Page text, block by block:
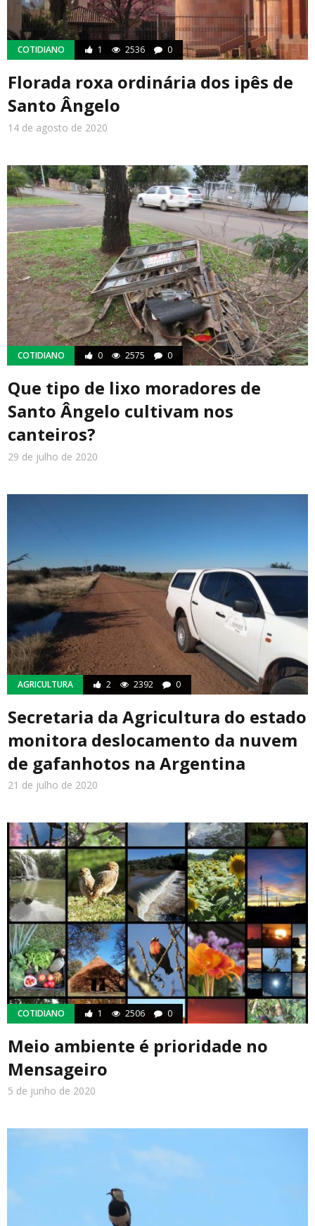
COTIDIANO 1 2536 0
Florada roxa ordinária dos ipês de
Santo Ângelo
14 de agosto de 2020
COTIDIANO 0 2575 0
Que tipo de lixo moradores de
Santo Ângelo cultivam nos
canteiros?
29 de julho de 2020
AGRICULTURA 2 2392 0
Secretaria da Agricultura do estado
monitora deslocamento da nuvem
de gafanhotos na Argentina
21 de julho de 2020
COTIDIANO 1 2506 0
Meio ambiente é prioridade no
Mensageiro
5 de junho de 2020